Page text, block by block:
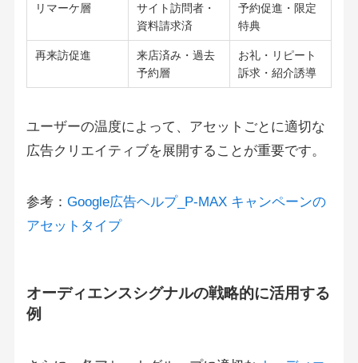
リマーケ層
サイト訪問者・
資料請求済
予約促進・限定
特典
再来訪促進
来店済み・過去
予約層
お礼・リピート
訴求・紹介誘導
ユーザーの温度によって、アセットごとに適切な
広告クリエイティブを展開することが重要です。
参考： Google広告ヘルプ_P-MAX キャンペーンの
アセットタイプ
オーディエンスシグナルの戦略的に活用する
例